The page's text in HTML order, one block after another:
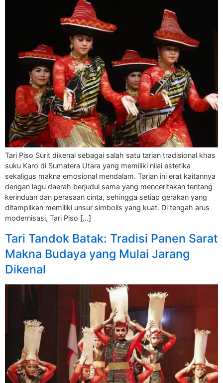
Tari Piso Surit dikenal sebagai salah satu tarian tradisional khas
suku Karo di Sumatera Utara yang memiliki nilai estetika
sekaligus makna emosional mendalam. Tarian ini erat kaitannya
dengan lagu daerah berjudul sama yang menceritakan tentang
kerinduan dan perasaan cinta, sehingga setiap gerakan yang
ditampilkan memiliki unsur simbolis yang kuat. Di tengah arus
modernisasi, Tari Piso […]
Tari Tandok Batak: Tradisi Panen Sarat
Makna Budaya yang Mulai Jarang
Dikenal